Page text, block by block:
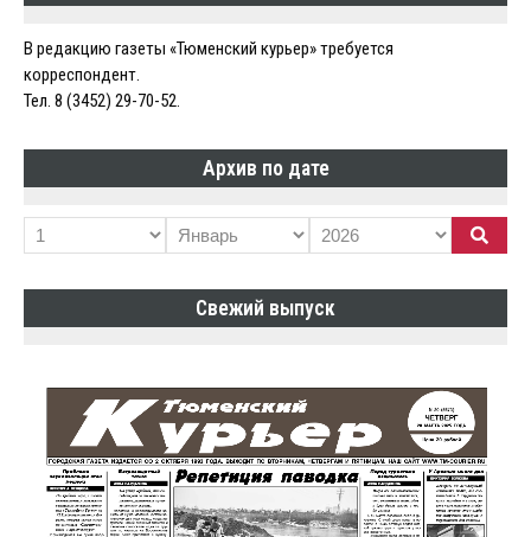
В редакцию газеты «Тюменский курьер» требуется
корреспондент.
Тел. 8 (3452) 29-70-52.
Архив по дате
Свежий выпуск